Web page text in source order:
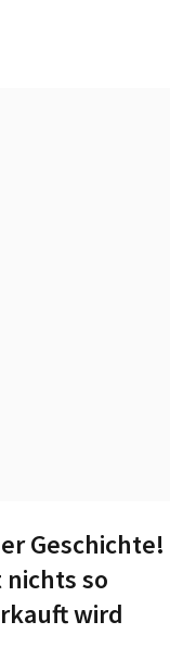
Geschichte!
so
wird